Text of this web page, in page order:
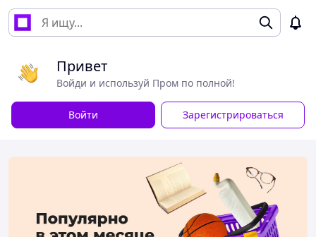
Привет
Войди и используй Пром по полной!
Войти Зарегистрироваться